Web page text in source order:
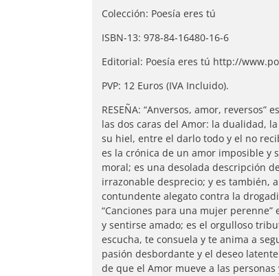
Colección: Poesía eres tú
ISBN-13: 978-84-16480-16-6
Editorial: Poesía eres tú http://
PVP: 12 Euros (IVA Incluido).
RESEÑA: “Anversos, amor,
las dos caras del Amor: la dualidad,
su hiel, entre el darlo todo y el no
es la crónica de un amor imposible y
moral; es una desolada descripción
irrazonable desprecio; y es también,
contundente alegato contra la
“Canciones para una mujer
y sentirse amado; es el orgulloso
escucha, te consuela y te anima a
pasión desbordante y el deseo
de que el Amor mueve a las